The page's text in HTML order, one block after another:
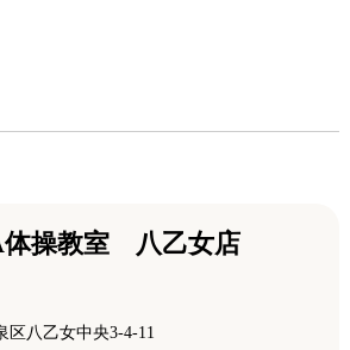
操教室 八乙女店
区八乙女中央3-4-11